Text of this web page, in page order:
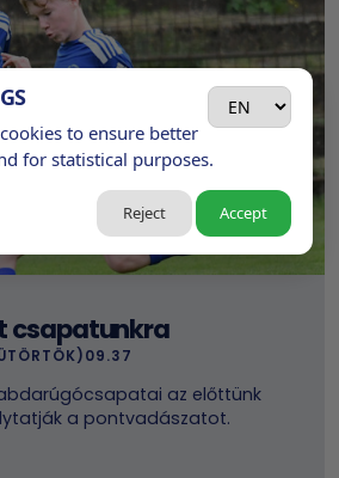
csapatunkra
az előttünk
a pontvadászatot.
to ensure better
for statistical purposes.
Reject Accept